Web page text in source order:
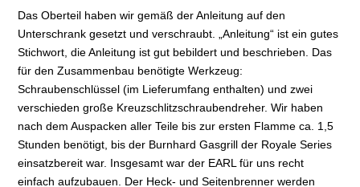
Das Oberteil haben wir gemäß der Anleitung auf den
Unterschrank gesetzt und verschraubt. „Anleitung“ ist ein gutes
Stichwort, die Anleitung ist gut bebildert und beschrieben. Das
für den Zusammenbau benötigte Werkzeug:
Schraubenschlüssel (im Lieferumfang enthalten) und zwei
verschieden große Kreuzschlitzschraubendreher. Wir haben
nach dem Auspacken aller Teile bis zur ersten Flamme ca. 1,5
Stunden benötigt, bis der Burnhard Gasgrill der Royale Series
einsatzbereit war. Insgesamt war der EARL für uns recht
einfach aufzubauen. Der Heck- und Seitenbrenner werden